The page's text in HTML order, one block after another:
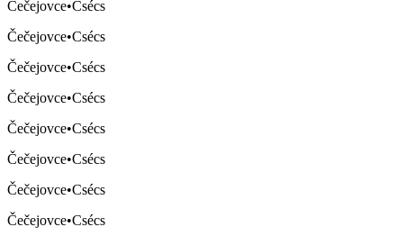
Čečejovce•Csécs
Čečejovce•Csécs
Čečejovce•Csécs
Čečejovce•Csécs
Čečejovce•Csécs
Čečejovce•Csécs
Čečejovce•Csécs
Čečejovce•Csécs